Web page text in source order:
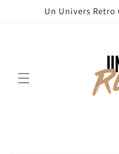
passerUn Univers Retro